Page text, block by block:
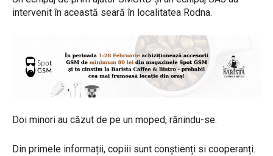
intervenit în această seară în localitatea Rodna.
Doi minori au căzut de pe un moped, rănindu-se.
Din primele informații, copiii sunt conștienți si cooperanți.